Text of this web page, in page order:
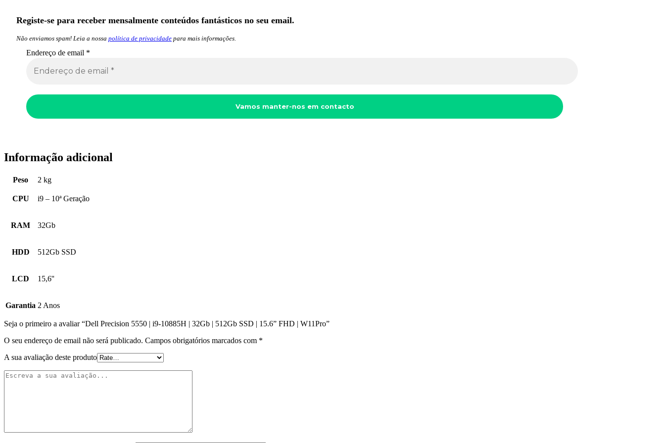
Registe-se para receber mensalmente conteúdos fantásticos no seu email.
Não enviamos spam! Leia a nossa política de privacidade para mais informações.
Endereço de email *
Informação adicional
Peso 2 kg
CPU i9 – 10ª Geração
RAM 32Gb
HDD 512Gb SSD
LCD 15,6''
Garantia 2 Anos
Seja o primeiro a avaliar “Dell Precision 5550 | i9-10885H | 32Gb | 512Gb SSD | 15.6” FHD | W11Pro”
O seu endereço de email não será publicado. Campos obrigatórios marcados com *
A sua avaliação deste produto